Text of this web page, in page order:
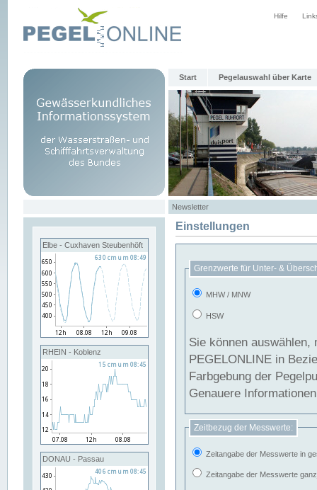
Hilfe
Start Pegelauswahl über Karte
Newsletter
Elbe - Cuxhaven Steubenhöft
RHEIN - Koblenz
DONAU - Passau
Einstellungen
Grenzwerte für Unter- &
MHW / MNW
HSW
Sie können
PEGELONLINE in Beziehung
Farbgebung der
Genauere
Zeitbezug der Messwerte:
Zeitangabe der Messwerte in
Zeitangabe der Messwerte